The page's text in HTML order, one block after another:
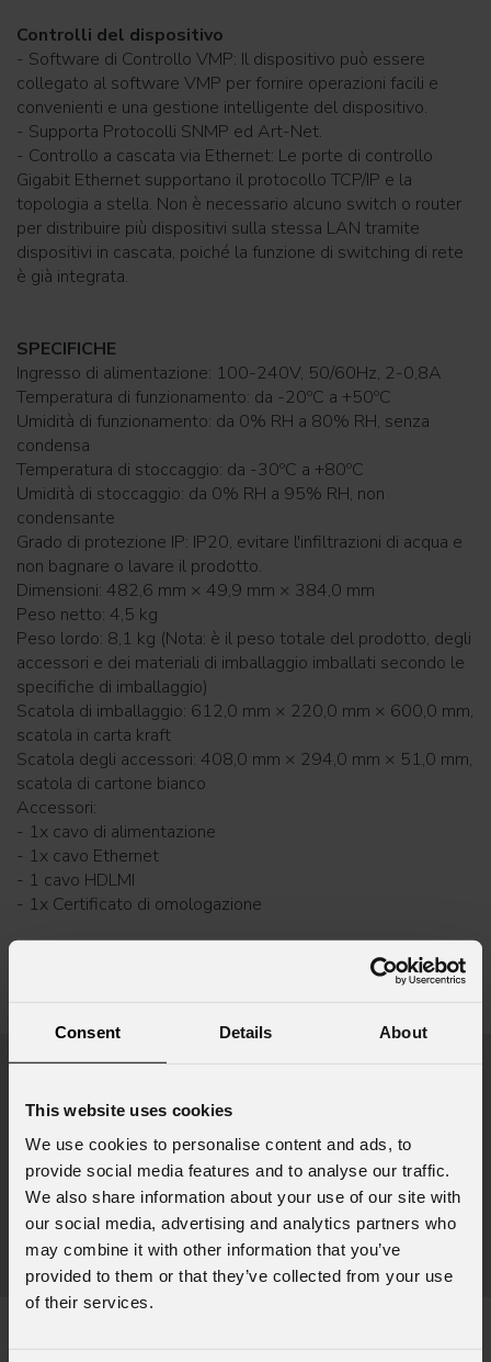
Consent Details About
This website uses cookies
We use cookies to personalise content and ads, to
provide social media features and to analyse our traffic.
We also share information about your use of our site with
our social media, advertising and analytics partners who
may combine it with other information that you’ve
provided to them or that they’ve collected from your use
of their services.
Controlli del dispositivo
- Software di Controllo VMP: Il dispositivo può essere
collegato al software VMP per fornire operazioni facili e
convenienti e una gestione intelligente del dispositivo.
- Supporta Protocolli SNMP ed Art-Net.
- Controllo a cascata via Ethernet: Le porte di controllo
Gigabit Ethernet supportano il protocollo TCP/IP e la
topologia a stella. Non è necessario alcuno switch o router
per distribuire più dispositivi sulla stessa LAN tramite
dispositivi in cascata, poiché la funzione di switching di rete
è già integrata.
SPECIFICHE
Ingresso di alimentazione: 100-240V, 50/60Hz, 2-0,8A
Temperatura di funzionamento: da -20ºC a +50ºC
Umidità di funzionamento: da 0% RH a 80% RH, senza
condensa
Temperatura di stoccaggio: da -30ºC a +80ºC
Umidità di stoccaggio: da 0% RH a 95% RH, non
condensante
Grado di protezione IP: IP20, evitare l'infiltrazioni di acqua e
non bagnare o lavare il prodotto.
Dimensioni: 482,6 mm × 49,9 mm × 384,0 mm
Peso netto: 4,5 kg
Peso lordo: 8,1 kg (Nota: è il peso totale del prodotto, degli
accessori e dei materiali di imballaggio imballati secondo le
specifiche di imballaggio)
Scatola di imballaggio: 612,0 mm × 220,0 mm × 600,0 mm,
scatola in carta kraft
Scatola degli accessori: 408,0 mm × 294,0 mm × 51,0 mm,
scatola di cartone bianco
Accessori:
- 1x cavo di alimentazione
- 1x cavo Ethernet
- 1 cavo HDLMI
- 1x Certificato di omologazione